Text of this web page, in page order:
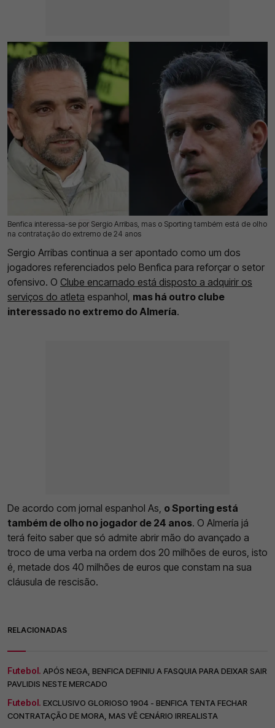
Benfica interessa-se por Sergio Arribas, mas o Sporting também está de olho
na contratação do extremo de 24 anos
05 Ago 2026 | 13:01 | 0
Sergio Arribas continua a ser apontado como um dos
jogadores referenciados pelo Benfica para reforçar o setor
ofensivo. O Clube encarnado está disposto a adquirir os
serviços do atleta espanhol, mas há outro clube
interessado no extremo do Almería.
De acordo com jornal espanhol As, o Sporting está
também de olho no jogador de 24 anos. O Almería já
terá feito saber que só admite abrir mão do avançado a
troco de uma verba na ordem dos 20 milhões de euros, isto
é, metade dos 40 milhões de euros que constam na sua
cláusula de rescisão.
RELACIONADAS
Futebol. APÓS NEGA, BENFICA DEFINIU A FASQUIA PARA DEIXAR SAIR
PAVLIDIS NESTE MERCADO
Futebol. EXCLUSIVO GLORIOSO 1904 - BENFICA TENTA FECHAR
CONTRATAÇÃO DE MORA, MAS VÊ CENÁRIO IRREALISTA